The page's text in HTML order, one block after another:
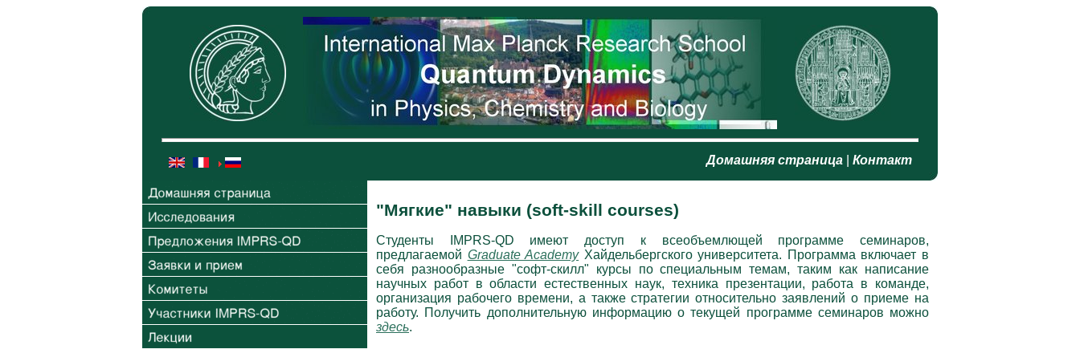
Домашняя страница Контакт
"Мягкие" навыки (soft-skill courses)
Студенты IMPRS-QD имеют доступ к всеобъемлющей программе семинаров,
предлагаемой Graduate AcademyХайдельбергского университета. Программа включает в
себя разнообразные "софт-скилл" курсы по специальным темам, таким как написание
научных работ в области естественных наук, техника презентации, работа в команде,
организация рабочего времени, а также стратегии относительно заявлений о приеме на
работу. Получить дополнительную информацию о текущей программе семинаров можно
здесь.